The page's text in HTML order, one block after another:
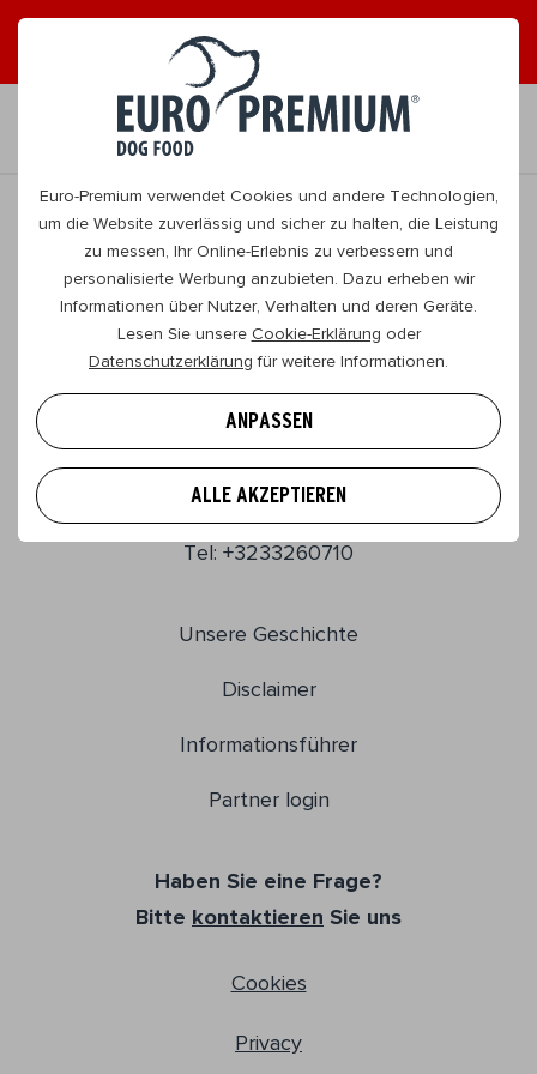
Euro-Premium verwendet Cookies und andere Technologien,
um die Website zuverlässig und sicher zu halten, die Leistung
zu messen, Ihr Online-Erlebnis zu verbessern und
personalisierte Werbung anzubieten. Dazu erheben wir
Informationen über Nutzer, Verhalten und deren Geräte.
Lesen Sie unsere Cookie-Erklärung oder
Datenschutzerklärung für weitere Informationen.
ANPASSEN
ALLE AKZEPTIEREN
DE
EURO PREMIUM
Wasserijstraat 25
2900, Schoten
Belgien
Tel: +3233260710
Unsere Geschichte
Disclaimer
Informationsführer
Partner login
Haben Sie eine Frage?
Bitte kontaktieren Sie uns
Cookies
Privacy